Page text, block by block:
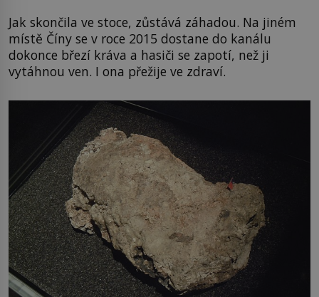
Jak skončila ve stoce, zůstává záhadou. Na jiném
místě Číny se v roce 2015 dostane do kanálu
dokonce březí kráva a hasiči se zapotí, než ji
vytáhnou ven. I ona přežije ve zdraví.